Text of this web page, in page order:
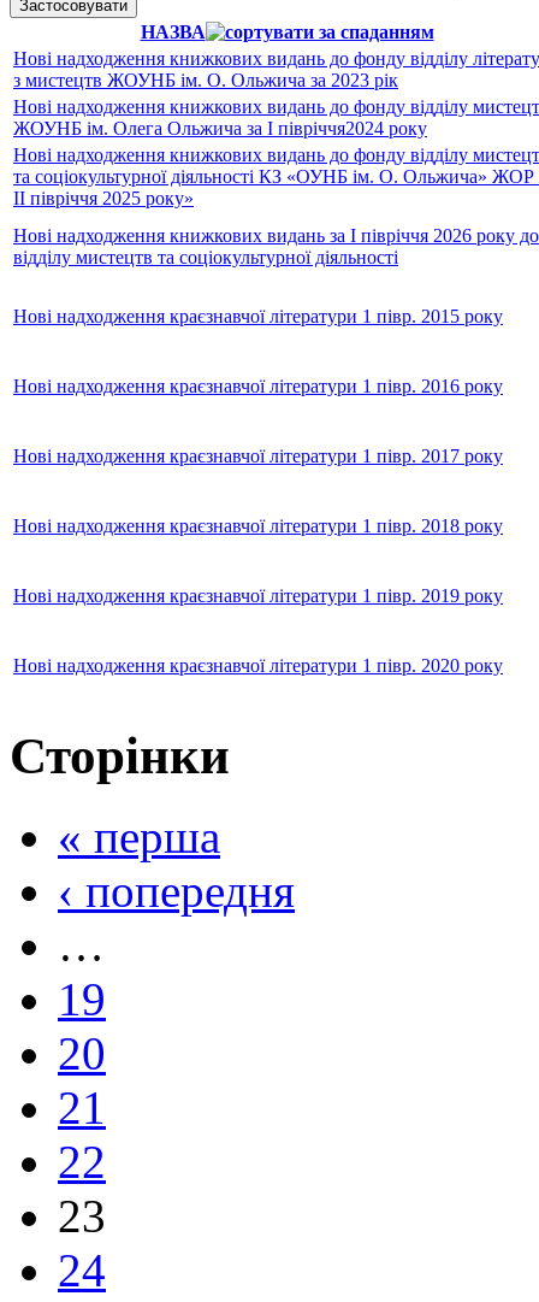
НАЗВА
Нові надходження книжкових видань до фонду відділу
з мистецтв ЖОУНБ ім. О. Ольжича за 2023 рік
Нові надходження книжкових видань до фонду відділу
ЖОУНБ ім. Олега Ольжича за І півріччя2024 року
Нові надходження книжкових видань до фонду відділу
та соціокультурної діяльності КЗ «ОУНБ ім. О. Ольжича» ЖОР
ІІ півріччя 2025 року»
Нові надходження книжкових видань за І півріччя 2026 року до
відділу мистецтв та соціокультурної діяльності
Нові надходження краєзнавчої літератури 1 півр. 2015 року
Нові надходження краєзнавчої літератури 1 півр. 2016 року
Нові надходження краєзнавчої літератури 1 півр. 2017 року
Нові надходження краєзнавчої літератури 1 півр. 2018 року
Нові надходження краєзнавчої літератури 1 півр. 2019 року
Нові надходження краєзнавчої літератури 1 півр. 2020 року
Сторінки
« перша
‹ попередня
…
19
20
21
22
23
24